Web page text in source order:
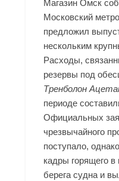
Магазин Омск
Московский
предложил
нескольким
Расходы,
резервы под
Тренболон
периоде
Официальных
чрезвычайного
поступало,
кадры горящего в
берега судна и